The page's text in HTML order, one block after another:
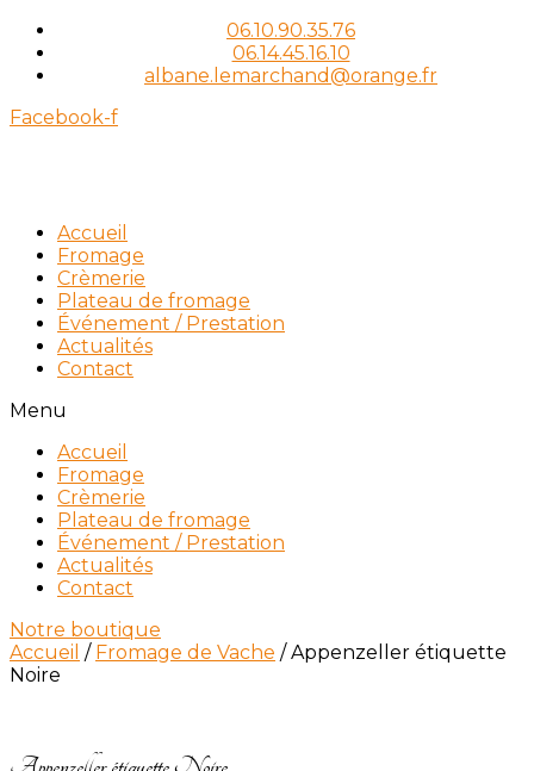
06.10.90.35.76
06.14.45.16.10
albane.lemarchand@orange.fr
Facebook-f
Accueil
Fromage
Crèmerie
Plateau de fromage
Événement / Prestation
Actualités
Contact
Menu
Accueil
Fromage
Crèmerie
Plateau de fromage
Événement / Prestation
Actualités
Contact
Notre boutique
Accueil / Fromage de Vache / Appenzeller étiquette
Noire